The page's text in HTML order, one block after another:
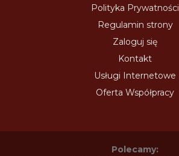
Polityka Prywatności
Regulamin strony
Zaloguj się
Kontakt
Usługi Internetowe
Oferta Współpracy
Polecamy: